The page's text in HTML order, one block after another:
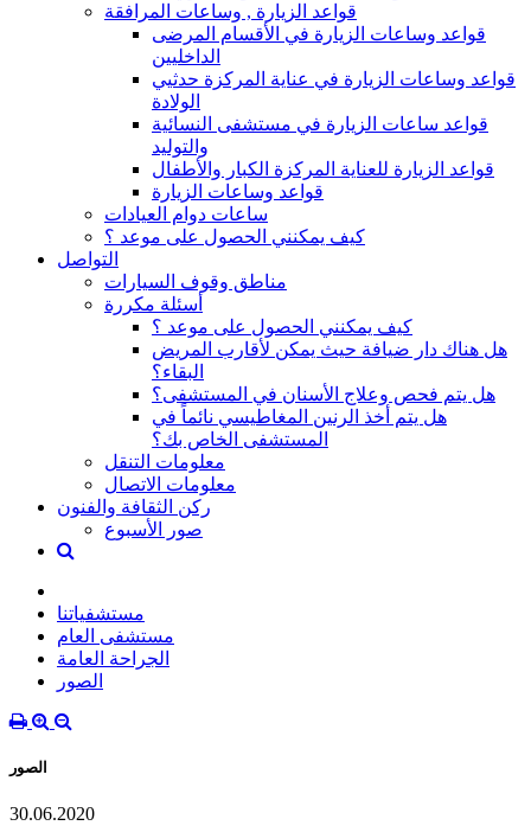
قواعد الزيارة , وساعات المرافقة
قواعد وساعات الزيارة في الأقسام المرضى
الداخليين
قواعد وساعات الزيارة في عناية المركزة حدثيي
الولادة
قواعد ساعات الزيارة في مستشفى النسائية
والتوليد
قواعد الزيارة للعناية المركزة الكبار والأطفال
قواعد وساعات الزيارة
ساعات دوام العيادات
كيف يمكنني الحصول على موعد ؟
التواصل
مناطق وقوف السيارات
أسئلة مكررة
كيف يمكنني الحصول على موعد ؟
هل هناك دار ضيافة حيث يمكن لأقارب المريض
البقاء؟
هل يتم فحص وعلاج الأسنان في المستشفى؟
هل يتم أخذ الرنين المغاطيسي نائماً في
المستشفى الخاص بك؟
معلومات التنقل
معلومات الاتصال
ركن الثقافة والفنون
صور الأسبوع
مستشفياتنا
مستشفى العام
الجراحة العامة
الصور
الصور
30.06.2020